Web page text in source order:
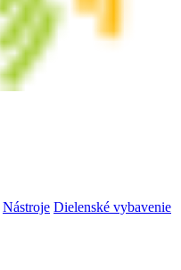
Nástroje Dielenské vybavenie